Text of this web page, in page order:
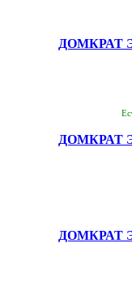
ДОМКРАТ
ДОМКРАТ
ДОМКРАТ